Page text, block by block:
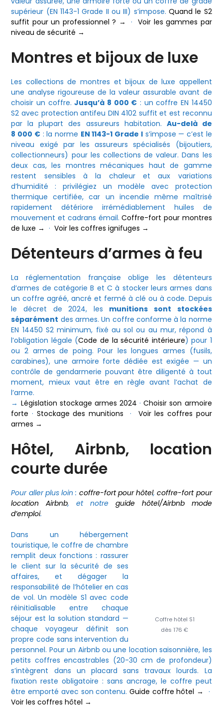
supérieur (EN 1143-1 Grade II ou III) s’impose. Quand le S2
suffit pour un professionnel ? →
·Voir les gammes par
niveau de sécurité →
Montres et bijoux de luxe
Les collections de montres et bijoux de luxe appellent
une analyse rigoureuse de la valeur assurable avant de
choisir un coffre.Jusqu’à 8 000 € : un coffre EN 14450
S2 avec protection antifeu DIN 4102 suffit et est reconnu
par la plupart des assureurs habitation. Au-delà de
8 000 €: la norme EN 1143-1 Grade Is’impose — c’est le
niveau exigé par les assureurs spécialisés (bijoutiers,
collectionneurs) pour les collections de valeur. Dans les
deux cas, les montres mécaniques haut de gamme
restent sensibles à la chaleur et aux variations
d’humidité : privilégiez un modèle avec protection
thermique certifiée, car un incendie même maîtrisé
rapidement détériore irrémédiablement huiles de
mouvement et cadrans émail.Coffre-fort pour montres
de luxe → ·Voir les coffres ignifuges →
Détenteurs d’armes à feu
La réglementation française oblige les détenteurs
d’armes de catégorie B et C à stocker leurs armes dans
un coffre agréé, ancré et fermé à clé ou à code. Depuis
le décret de 2024, les munitions sont stockées
séparément des armes. Un coffre conforme à la norme
EN 14450 S2 minimum, fixé au sol ou au mur, répond à
l’obligation légale (Code de la sécurité intérieure) pour 1
ou 2 armes de poing. Pour les longues armes (fusils,
carabines), une armoire forte dédiée est exigée — un
contrôle de gendarmerie pouvant être diligenté à tout
moment, mieux vaut être en règle avant l’achat de
l’arme.
→ Législation stockage armes 2024 ·Choisir son armoire
forte · Stockage des munitions · Voir les coffres pour
armes →
Hôtel, Airbnb, location
courte durée
Pour aller plus loin : coffre-fort pour hôtel,coffre-fort pour
location Airbnb, et notre guide hôtel/Airbnb mode
d’emploi.
Coffre hôtel S1
dès 176 €
Dans un hébergement
touristique, le coffre de chambre
remplit deux fonctions : rassurer
le client sur la sécurité de ses
affaires, et dégager la
responsabilité de l’hôtelier en cas
de vol. Un modèle S1 avec code
réinitialisable entre chaque
séjour est la solution standard —
chaque voyageur définit son
propre code sans intervention du
personnel. Pour un Airbnb ou une location saisonnière, les
petits coffres encastrables (20-30 cm de profondeur)
s’intègrent dans un placard sans travaux lourds. La
fixation reste obligatoire : sans ancrage, le coffre peut
être emporté avec son contenu. Guide coffre hôtel →
·
Voir les coffres hôtel →